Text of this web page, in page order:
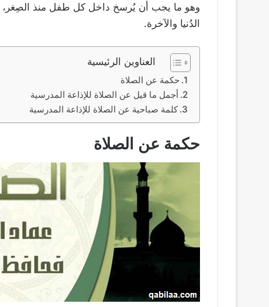
وهو ما يجب أن يُرسخ داخل كل طفل منذ الصِغر،
الدُنيا والآخرة.
العناوين الرئيسية
حكمة عن الصلاة
أجمل ما قيل عن الصلاة للإذاعة المدرسية
كلمة صباحية عن الصلاة للإذاعة المدرسية
حكمة عن الصلاة